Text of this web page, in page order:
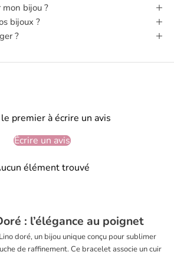
bijou ?
bijoux ?
?
premier à écrire un avis
Écrire un avis
élément trouvé
: l’élégance au poignet
doré, un bijou unique conçu pour sublimer
de raffinement. Ce bracelet associe un cuir